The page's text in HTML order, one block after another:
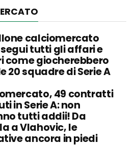
calciomercato
segui tutti gli affari e
come giocherebbero
20 squadre di Serie A
49 contratti
in Serie A: non
tutti addii! Da
a Vlahovic, le
ancora in piedi